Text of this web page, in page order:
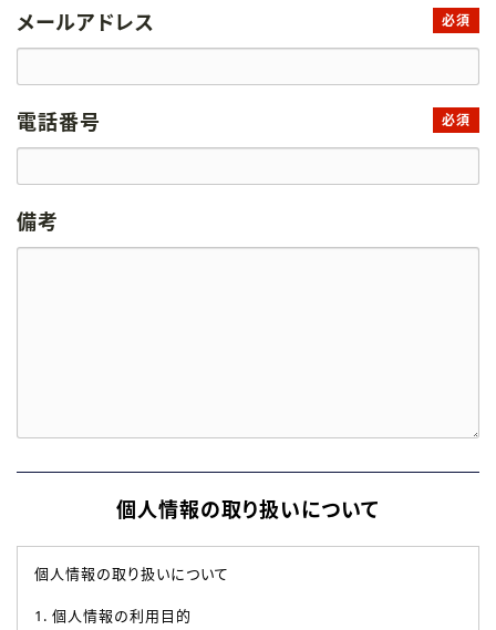
メールアドレス 必須
電話番号 必須
備考
個人情報の取り扱いについて
個人情報の取り扱いについて
1. 個人情報の利用目的